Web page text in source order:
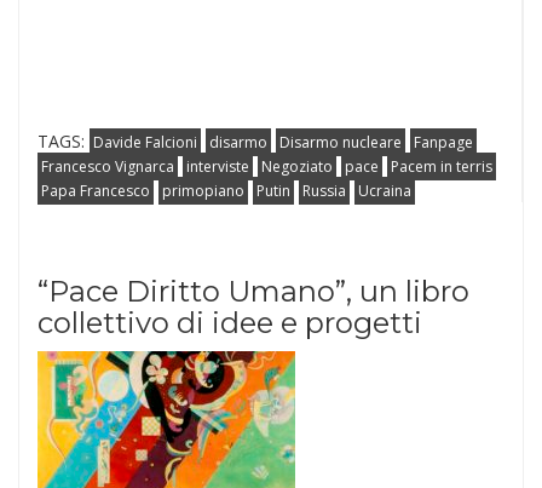
TAGS: Davide Falcioni disarmo Disarmo nucleare
Fanpage
Francesco Vignarca
interviste Negoziato pace
Pacem in terris
Papa Francesco
primopiano Putin Russia Ucraina
“Pace Diritto Umano”, un libro
collettivo di idee e progetti